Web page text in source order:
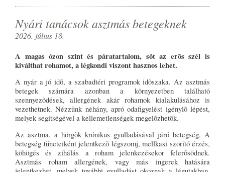
Nyári tanácsok asztmás betegeknek
2026. július 18.
A magas ózon szint és páratartalom, sõt az erõs szél is
kiválthat rohamot, a légkondi viszont hasznos lehet.
A nyár a jó idõ, a szabadtéri programok idõszaka. Az asztmás
betegek számára azonban a környezetben található
szennyezõdések, allergének akár rohamok kialakulásához is
vezethetnek. Nézzünk néhány, apró odafigyelést igénylõ lépést,
melyek segítségével a kellemetlenségek megelõzhetõk.
Az asztma, a hörgõk krónikus gyulladásával járó betegség. A
betegség tüneteiként jelentkezõ légszomj, mellkasi szorító érzés,
köhögés és zihálás a roham jelenkezésekor felerõsödnek.
Asztmás roham allergének, vagy más ingerek hatására